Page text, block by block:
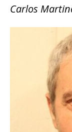
Carlos